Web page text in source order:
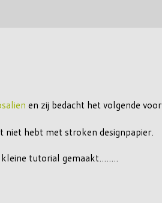
en zij bedacht het volgende voor
niet hebt met stroken designpapier.
tutorial gemaakt........